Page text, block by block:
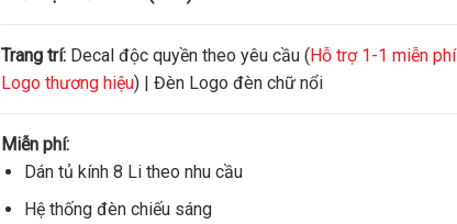
Trang trí: Decal độc quyền theo yêu cầu (Hỗ trợ 1-1 miễn phí
Logo thương hiệu) | Đèn Logo đèn chữ nổi
Miễn phí:
Dán tủ kính 8 Li theo nhu cầu
Hệ thống đèn chiếu sáng